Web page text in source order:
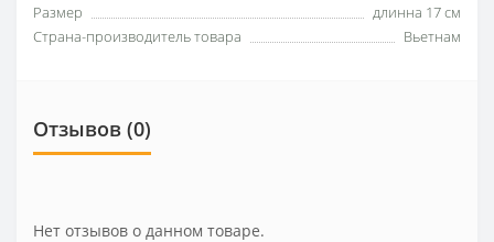
Размер
длинна 17 см
Страна-производитель товара
Вьетнам
Отзывов (0)
Нет отзывов о данном товаре.